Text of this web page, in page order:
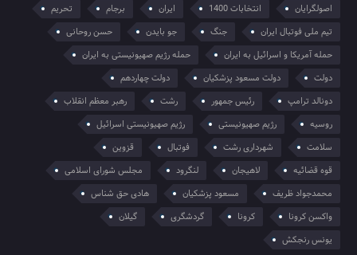
اصولگرایان
انتخابات 1400 ایران برجام
تحریم
تیم ملی فوتبال ایران
جنگ جو بایدن
حسن روحانی
حمله آمریکا و اسرائیل به ایران
حمله رژیم صهیونیستی به ایران
دولت
دولت مسعود پزشکیان
دولت چهاردهم
دونالد ترامپ
رئیس جمهور رشت
رهبر معظم انقلاب
روسیه
رژیم صهیونیستی
رژیم صهیونیستی اسرائیل
سلامت
شهرداری رشت فوتبال
قزوین
قوه قضائیه
لاهیجان لنگرود
مجلس شورای اسلامی
محمدجواد ظریف
مسعود پزشکیان
هادی حق شناس
واکسن کرونا
کرونا گردشگری
گیلان
یونس رنجکش